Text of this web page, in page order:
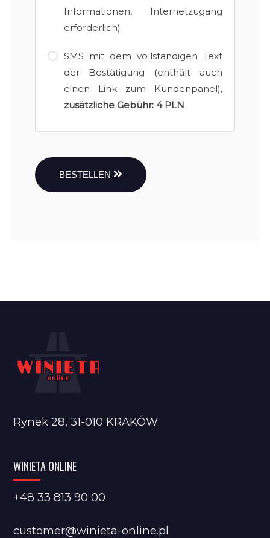
Informationen, Internetzugang
erforderlich)
SMS mit dem vollständigen Text
der Bestätigung (enthält auch
einen Link zum Kundenpanel),
zusätzliche Gebühr: 4 PLN
BESTELLEN
Rynek 28, 31-010 KRAKÓW
WINIETA ONLINE
+48 33 813 90 00
customer@winieta-online.pl